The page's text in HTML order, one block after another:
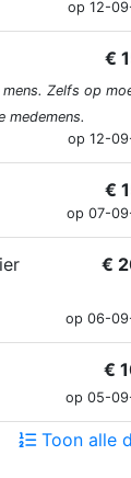
op 12-
€
Zelfs op
medemens.
op 12-
€
op 07-
€
op 06-
€
op 05-
Toon alle